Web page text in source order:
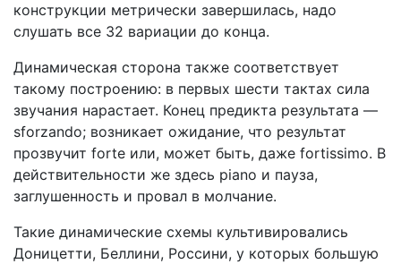
конструкции метрически завершилась, надо
слушать все 32 вариации до конца.
Динамическая сторона также соответствует
такому построению: в первых шести тактах сила
звучания нарастает. Конец предикта результата —
sforzando; возникает ожидание, что результат
прозвучит forte или, может быть, даже fortissimo. В
действительности же здесь piano и пауза,
заглушенность и провал в молчание.
Такие динамические схемы культивировались
Доницетти, Беллини, Россини, у которых большую